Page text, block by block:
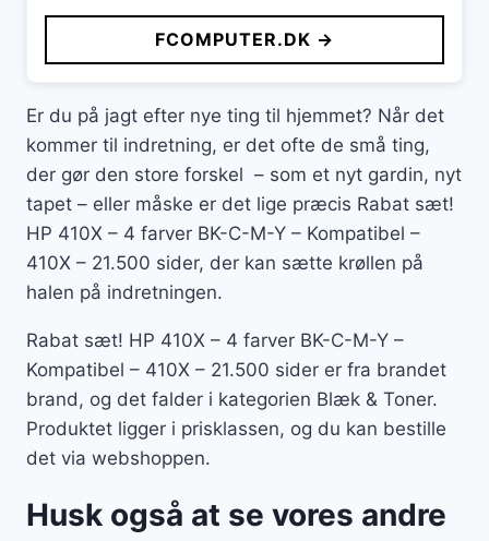
FCOMPUTER.DK →
Er du på jagt efter nye ting til hjemmet? Når det
kommer til indretning, er det ofte de små ting,
der gør den store forskel – som et nyt gardin, nyt
tapet – eller måske er det lige præcis Rabat sæt!
HP 410X – 4 farver BK-C-M-Y – Kompatibel –
410X – 21.500 sider, der kan sætte krøllen på
halen på indretningen.
Rabat sæt! HP 410X – 4 farver BK-C-M-Y –
Kompatibel – 410X – 21.500 sider er fra brandet
brand, og det falder i kategorien Blæk & Toner.
Produktet ligger i prisklassen, og du kan bestille
det via webshoppen.
Husk også at se vores andre